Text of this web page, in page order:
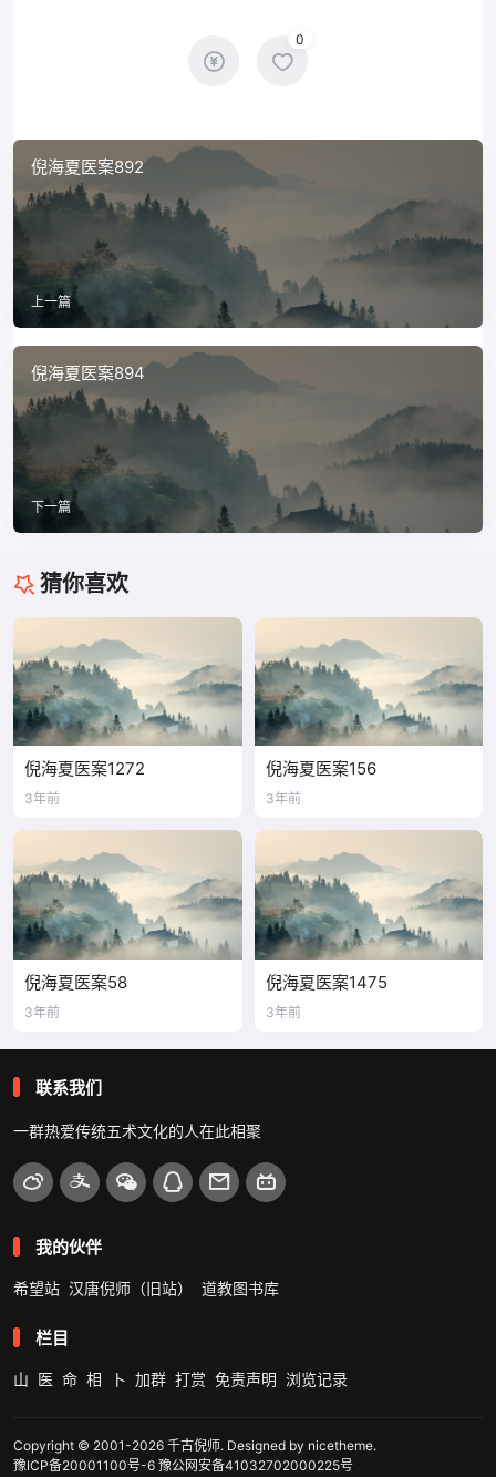
0
倪海夏医案892
上一篇
倪海夏医案894
下一篇
猜你喜欢
倪海夏医案1272
3年前
倪海夏医案156
3年前
倪海夏医案58
3年前
倪海夏医案1475
3年前
联系我们
一群热爱传统五术文化的人在此相聚
我的伙伴
希望站 汉唐倪师（旧站） 道教图书库
栏目
山 医 命 相 卜 加群 打赏 免责声明 浏览记录
Copyright © 2001-2026 千古倪师. Designed by nicetheme.
豫ICP备20001100号-6 豫公网安备41032702000225号